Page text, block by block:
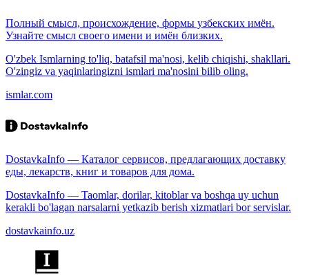
Полный смысл, происхождение, формы узбекских имён.
Узнайте смысл своего имени и имён близких.
O'zbek Ismlarning to'liq, batafsil ma'nosi, kelib chiqishi, shakllari.
O'zingiz va yaqinlaringizni ismlari ma'nosini bilib oling.
ismlar.com
DostavkaInfo — Каталог сервисов, предлагающих доставку
еды, лекарств, книг и товаров для дома.
DostavkaInfo — Taomlar, dorilar, kitoblar va boshqa uy uchun
kerakli bo'lagan narsalarni yetkazib berish xizmatlari bor servislar.
dostavkainfo.uz